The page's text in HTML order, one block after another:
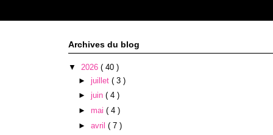
Archives du blog
▼ 2026 ( 40 )
► juillet ( 3 )
► juin ( 4 )
► mai ( 4 )
► avril ( 7 )